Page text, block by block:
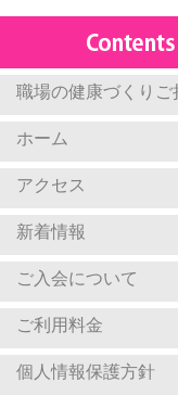
職場の健康づくりご
ホーム
アクセス
新着情報
ご入会について
ご利用料金
個人情報保護方針